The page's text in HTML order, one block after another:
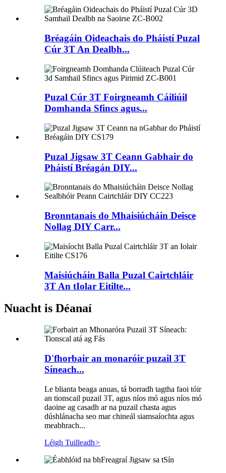
Bréagáin Oideachais do Pháistí Puzal
Cúr 3T An Dealbh...
Puzal Cúr 3T Foirgneamh Cáiliúil
Domhanda Sfincs agus...
Puzal Jigsaw 3T Ceann Gabhair do
Pháistí Bréagán DIY...
Bronntanais do Mhaisiúcháin Deisce
Nollag DIY Carr...
Maisiúcháin Balla Puzal Cairtchláir
3T An tIolar Eitilte...
Nuacht is Déanaí
D'fhorbair an monaróir puzail 3T
Síneach...
Le blianta beaga anuas, tá borradh tagtha faoi tóir
an tionscail puzail 3T, agus níos mó agus níos mó
daoine ag casadh ar na puzail chasta agus
dúshlánacha seo mar chineál siamsaíochta agus
meabhrach...
Léigh Tuilleadh>